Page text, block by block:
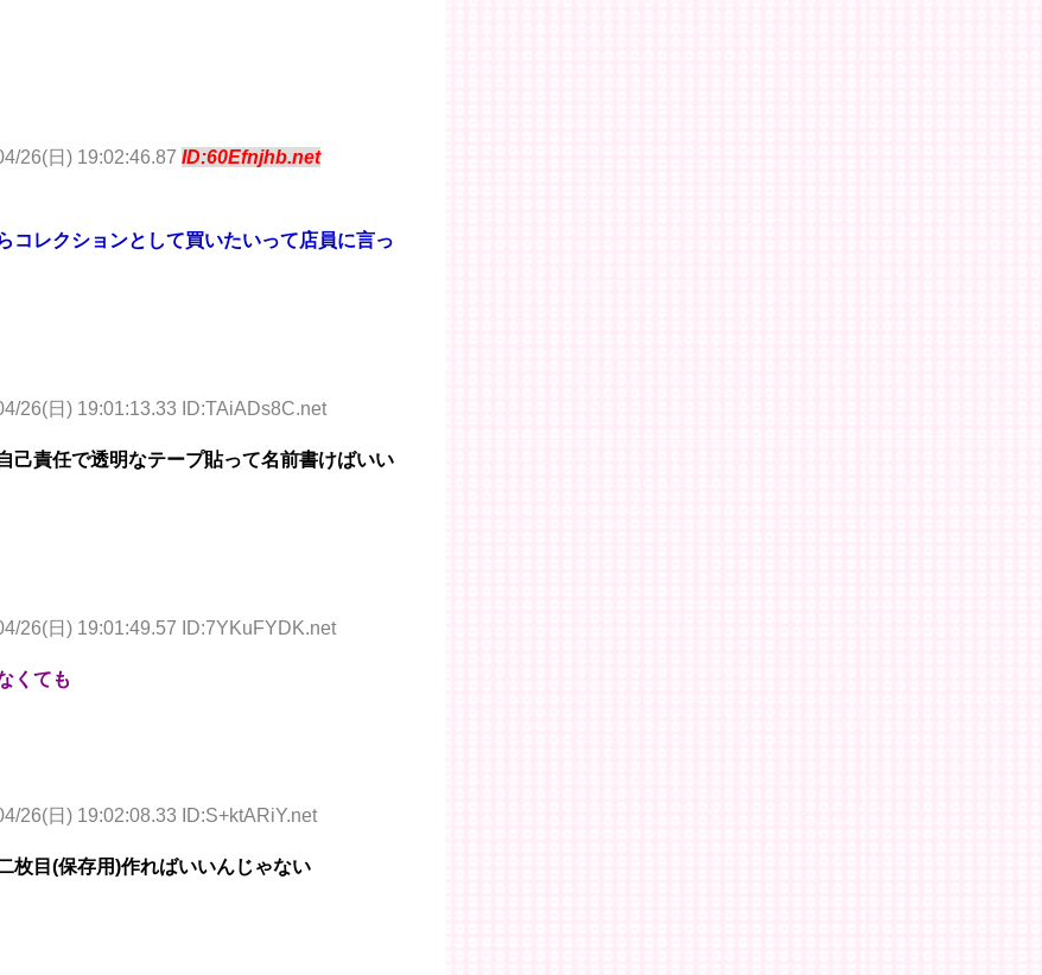
26(日) 19:02:46.87 ID:60Efnjhb.net
コレクションとして買いたいって店員に言っ
26(日) 19:01:13.33 ID:TAiADs8C.net
己責任で透明なテープ貼って名前書けばいい
26(日) 19:01:49.57 ID:7YKuFYDK.net
くても
26(日) 19:02:08.33 ID:S+ktARiY.net
枚目(保存用)作ればいいんじゃない